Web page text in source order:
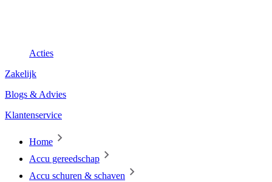
Acties
Zakelijk
Blogs & Advies
Klantenservice
Home
Accu gereedschap
Accu schuren & schaven